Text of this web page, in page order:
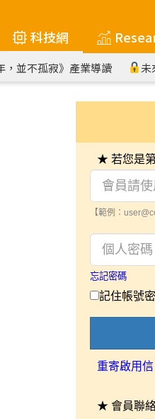
科技網
，並不孤寂》產業導讀 未
★ 若您是
【範例：
忘記密碼
記住帳號
重寄啟用信
★ 會員聯